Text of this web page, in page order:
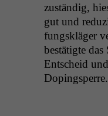
zuständig,
gut und
fungskläger
bestätigte
Entscheid
Dopingsperre.